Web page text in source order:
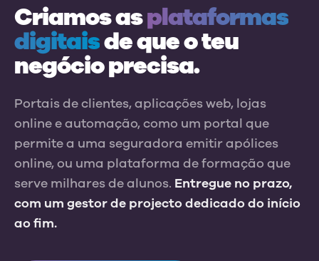
Criamos asplataformas
digitaisde que o teu
negócio precisa.
Portais de clientes, aplicações web, lojas
online e automação, como um portal que
permite a uma seguradora emitir apólices
online, ou uma plataforma de formação que
serve milhares de alunos. Entregue no prazo,
com um gestor de projecto dedicado do início
ao fim.